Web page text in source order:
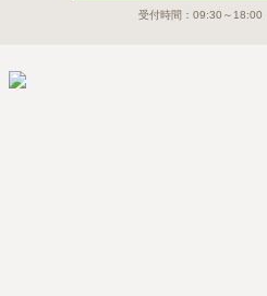
受付時間： 09:30～18:00